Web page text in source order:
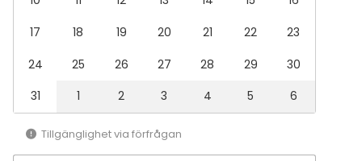
Utomhus
Aktivitetslokal
Aktiviteter
Utomhusaktiviteter
Simning
Båtturer / segling
17
18 19 20 21 22
23
24
25 26 27 28 29
30
31
1 2 3 4 5 6
Tillgänglighet via förfrågan